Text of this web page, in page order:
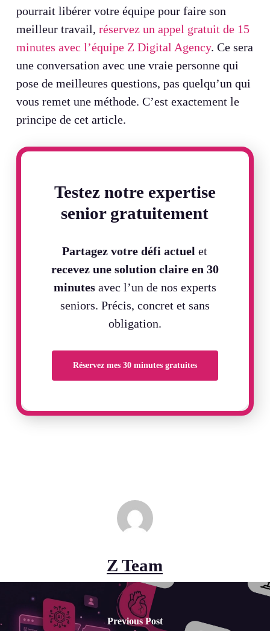
pourrait libérer votre équipe pour faire son
meilleur travail, réservez un appel gratuit de 15
minutes avec l’équipe Z Digital Agency. Ce sera
une conversation avec une vraie personne qui
pose de meilleures questions, pas quelqu’un qui
vous remet une méthode. C’est exactement le
principe de cet article.
Testez notre expertise
senior gratuitement
Partagez votre défi actuel et
recevez une solution claire en 30
minutes avec l’un de nos experts
seniors. Précis, concret et sans
obligation.
Réservez mes 30 minutes gratuites
Z Team
Previous Post